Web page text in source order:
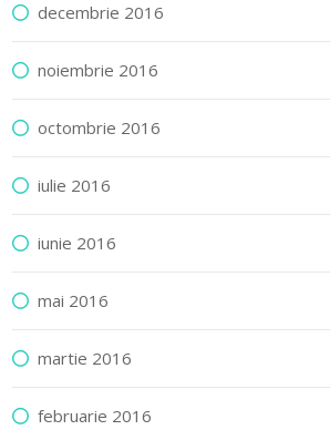
decembrie 2016
noiembrie 2016
octombrie 2016
iulie 2016
iunie 2016
mai 2016
martie 2016
februarie 2016